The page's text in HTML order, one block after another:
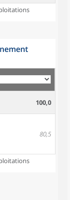
100,0
80,5